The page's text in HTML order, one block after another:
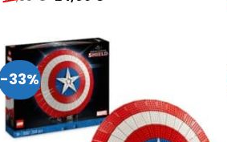
Preis
-33%